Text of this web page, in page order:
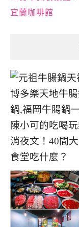
宜蘭咖啡館
消夜文！40間
食堂吃什麼？